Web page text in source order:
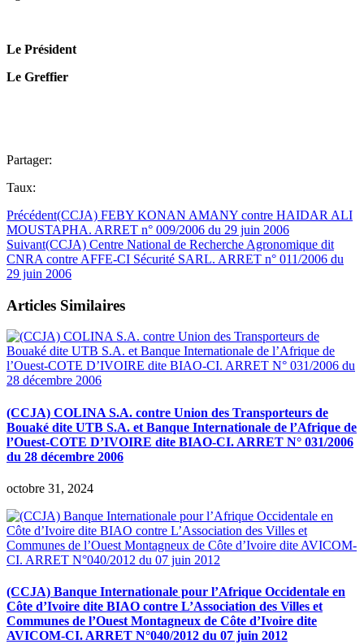
Le Président
Le Greffier
Partager:
Taux:
Précédent(CCJA) FEBY KONAN AMANY contre HAIDAR ALI
MOUSTAPHA. ARRET n° 009/2006 du 29 juin 2006
Suivant(CCJA) Centre National de Recherche Agronomique dit
CNRA contre AFFE-CI Sécurité SARL. ARRET n° 011/2006 du
29 juin 2006
Articles Similaires
(CCJA) COLINA S.A. contre Union des Transporteurs de
Bouaké dite UTB S.A. et Banque Internationale de l’Afrique de
l’Ouest-COTE D’IVOIRE dite BIAO-CI. ARRET N° 031/2006
du 28 décembre 2006
octobre 31, 2024
(CCJA) Banque Internationale pour l’Afrique Occidentale en
Côte d’Ivoire dite BIAO contre L’Association des Villes et
Communes de l’Ouest Montagneux de Côte d’Ivoire dite
AVICOM-CI. ARRET N°040/2012 du 07 juin 2012